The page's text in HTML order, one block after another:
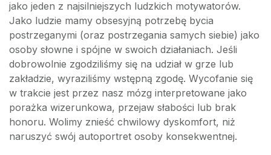
jako jeden z najsilniejszych ludzkich motywatorów.
Jako ludzie mamy obsesyjną potrzebę bycia
postrzeganymi (oraz postrzegania samych siebie) jako
osoby słowne i spójne w swoich działaniach. Jeśli
dobrowolnie zgodziliśmy się na udział w grze lub
zakładzie, wyraziliśmy wstępną zgodę. Wycofanie się
w trakcie jest przez nasz mózg interpretowane jako
porażka wizerunkowa, przejaw słabości lub brak
honoru. Wolimy znieść chwilowy dyskomfort, niż
naruszyć swój autoportret osoby konsekwentnej.